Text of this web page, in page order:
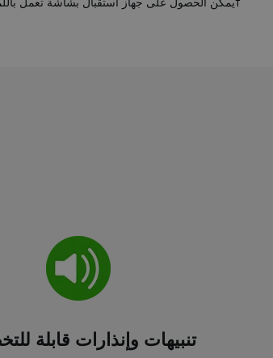
†يمكن الحصول على جهاز استقبال بشاشة تعمل
تنبيهات وإنذارات قابلة